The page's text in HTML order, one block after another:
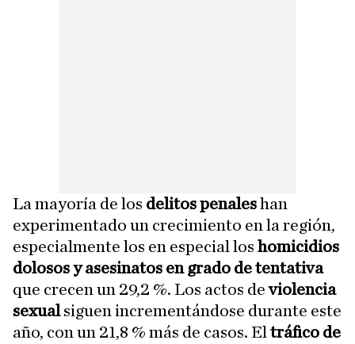
La mayoría de los delitos penaleshan
experimentado un crecimiento en la región,
especialmente los en especial los homicidios
dolosos y asesinatos en grado de tentativa
que crecen un 29,2 %. Los actos deviolencia
sexualsiguen incrementándose durante este
año, con un 21,8 % más de casos. El tráfico de